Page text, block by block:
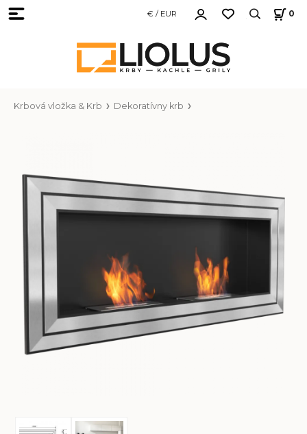
€ / EUR 0
Krbová vložka & Krb Dekoratívny krb